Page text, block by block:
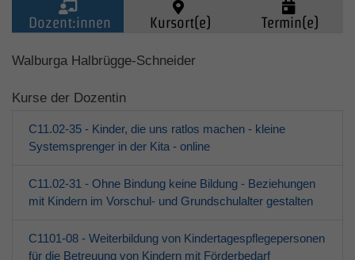
Dozent:innen Kursort(e) Termin(e)
Kinder (0-6)
Grundschulkinder
Jugendliche
Erwachsene
Über den jfd
Walburga Halbrügge-Schneider
Kurse der Dozentin
C11.02-35 - Kinder, die uns ratlos machen - kleine
Systemsprenger in der Kita - online
C11.02-31 - Ohne Bindung keine Bildung - Beziehungen
mit Kindern im Vorschul- und Grundschulalter gestalten
C1101-08 - Weiterbildung von Kindertagespflegepersonen
für die Betreuung von Kindern mit Förderbedarf